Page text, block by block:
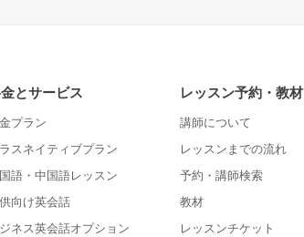
とサービス
プラン
スネイティブプラン
語・中国語レッスン
向け英会話
ネス英会話オプション
レッスン予約・教材
講師について
レッスンまでの流れ
予約・講師検索
教材
レッスンチケット